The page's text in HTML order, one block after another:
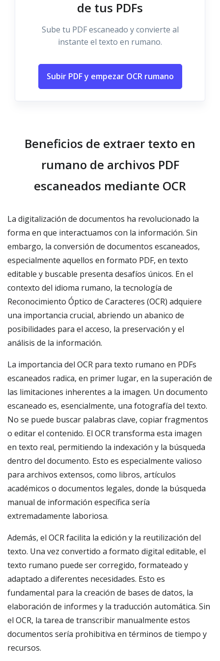
de tus PDFs
Sube tu PDF escaneado y convierte al
instante el texto en rumano.
Subir PDF y empezar OCR rumano
Beneficios de extraer texto en
rumano de archivos PDF
escaneados mediante OCR
La digitalización de documentos ha revolucionado la
forma en que interactuamos con la información. Sin
embargo, la conversión de documentos escaneados,
especialmente aquellos en formato PDF, en texto
editable y buscable presenta desafíos únicos. En el
contexto del idioma rumano, la tecnología de
Reconocimiento Óptico de Caracteres (OCR) adquiere
una importancia crucial, abriendo un abanico de
posibilidades para el acceso, la preservación y el
análisis de la información.
La importancia del OCR para texto rumano en PDFs
escaneados radica, en primer lugar, en la superación de
las limitaciones inherentes a la imagen. Un documento
escaneado es, esencialmente, una fotografía del texto.
No se puede buscar palabras clave, copiar fragmentos
o editar el contenido. El OCR transforma esta imagen
en texto real, permitiendo la indexación y la búsqueda
dentro del documento. Esto es especialmente valioso
para archivos extensos, como libros, artículos
académicos o documentos legales, donde la búsqueda
manual de información específica sería
extremadamente laboriosa.
Además, el OCR facilita la edición y la reutilización del
texto. Una vez convertido a formato digital editable, el
texto rumano puede ser corregido, formateado y
adaptado a diferentes necesidades. Esto es
fundamental para la creación de bases de datos, la
elaboración de informes y la traducción automática. Sin
el OCR, la tarea de transcribir manualmente estos
documentos sería prohibitiva en términos de tiempo y
recursos.